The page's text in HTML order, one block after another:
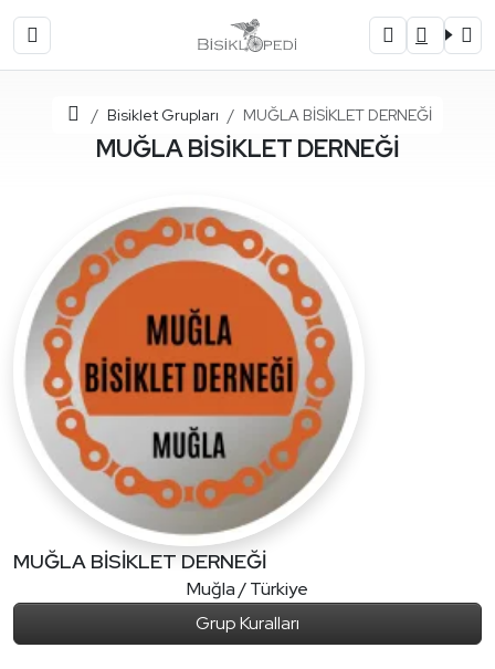
Ana SayfaBisiklet Grupları MUĞLA BİSİKLET DERNEĞİ
MUĞLA BİSİKLET DERNEĞİ
MUĞLA BİSİKLET DERNEĞİ
Muğla / Türkiye
Grup Kuralları